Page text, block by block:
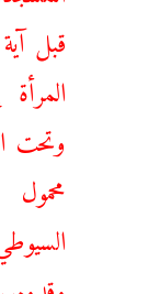
قبل
وتحت